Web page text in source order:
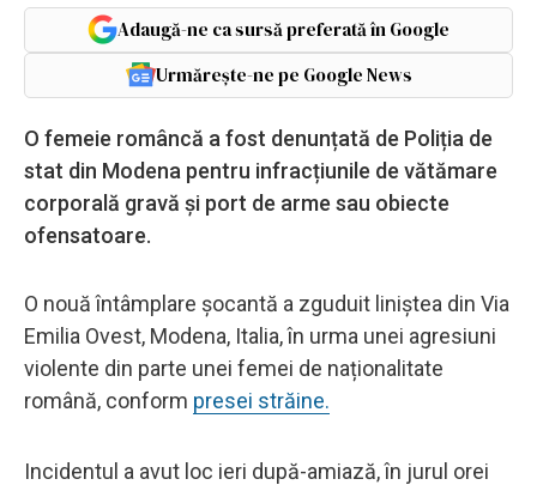
Adaugă-ne ca sursă preferată în Google
Urmărește-ne pe Google News
O femeie româncă a fost denunțată de Poliția de
stat din Modena pentru infracțiunile de vătămare
corporală gravă și port de arme sau obiecte
ofensatoare.
O nouă întâmplare șocantă a zguduit liniștea din Via
Emilia Ovest, Modena, Italia, în urma unei agresiuni
violente din parte unei femei de naționalitate
română, conform presei străine.
Incidentul a avut loc ieri după-amiază, în jurul orei